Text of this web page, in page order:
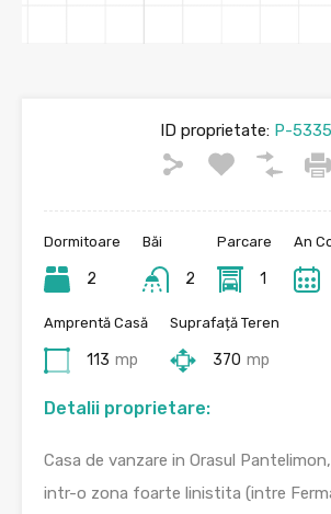
ID proprietate:P-5335
Dormitoare
2
Băi
2
Parcare
1
An
Amprentă Casă
113 mp
Suprafață Teren
370 mp
Detalii proprietare:
Casa de vanzare in Orasul
intr-o zona foarte linistita (intre